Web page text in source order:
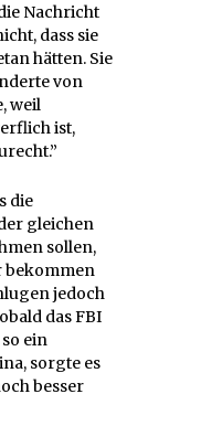
Nachricht
dass sie
hätten. Sie
von
weil
ist,
die
gleichen
sollen,
bekommen
jedoch
das FBI
ein
sorgte es
besser